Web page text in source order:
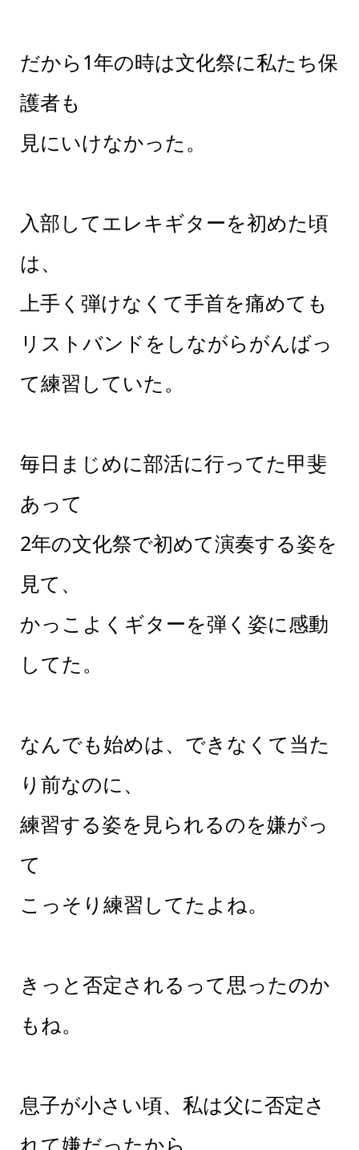
だから1年の時は文化祭に私たち保
護者も
見にいけなかった。
入部してエレキギターを初めた頃
は、
上手く弾けなくて手首を痛めても
リストバンドをしながらがんばっ
て練習していた。
毎日まじめに部活に行ってた甲斐
あって
2年の文化祭で初めて演奏する姿を
見て、
かっこよくギターを弾く姿に感動
してた。
なんでも始めは、できなくて当た
り前なのに、
練習する姿を見られるのを嫌がっ
て
こっそり練習してたよね。
きっと否定されるって思ったのか
もね。
息子が小さい頃、私は父に否定さ
れて嫌だったから、